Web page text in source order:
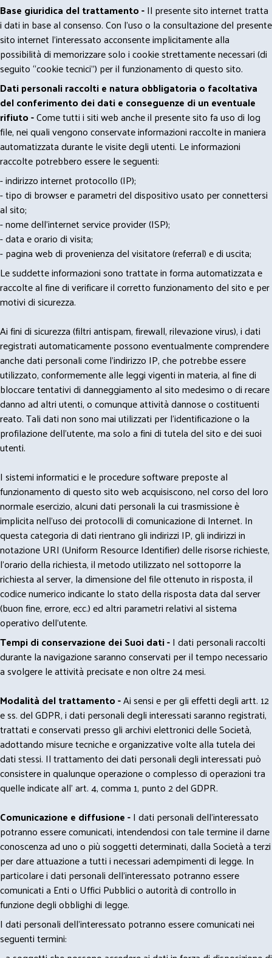
Base giuridica del trattamento -Il presente sito internet tratta
i dati in base al consenso. Con l'uso o la consultazione del presente
sito internet l’interessato acconsente implicitamente alla
possibilità di memorizzare solo i cookie strettamente necessari (di
seguito “cookie tecnici”) per il funzionamento di questo sito.
Dati personali raccolti e natura obbligatoria o facoltativa
del conferimento dei dati e conseguenze di un eventuale
rifiuto -Come tutti i siti web anche il presente sito fa uso di log
file, nei quali vengono conservate informazioni raccolte in maniera
automatizzata durante le visite degli utenti. Le informazioni
raccolte potrebbero essere le seguenti:
- indirizzo internet protocollo (IP);
- tipo di browser e parametri del dispositivo usato per connettersi
al sito;
- nome dell'internet service provider (ISP);
- data e orario di visita;
- pagina web di provenienza del visitatore (referral) e di uscita;
Le suddette informazioni sono trattate in forma automatizzata e
raccolte al fine di verificare il corretto funzionamento del sito e per
motivi di sicurezza.
Ai fini di sicurezza (filtri antispam, firewall, rilevazione virus), i dati
registrati automaticamente possono eventualmente comprendere
anche dati personali come l'indirizzo IP, che potrebbe essere
utilizzato, conformemente alle leggi vigenti in materia, al fine di
bloccare tentativi di danneggiamento al sito medesimo o di recare
danno ad altri utenti, o comunque attività dannose o costituenti
reato. Tali dati non sono mai utilizzati per l'identificazione o la
profilazione dell'utente, ma solo a fini di tutela del sito e dei suoi
utenti.
I sistemi informatici e le procedure software preposte al
funzionamento di questo sito web acquisiscono, nel corso del loro
normale esercizio, alcuni dati personali la cui trasmissione è
implicita nell'uso dei protocolli di comunicazione di Internet. In
questa categoria di dati rientrano gli indirizzi IP, gli indirizzi in
notazione URI (Uniform Resource Identifier) delle risorse richieste,
l'orario della richiesta, il metodo utilizzato nel sottoporre la
richiesta al server, la dimensione del file ottenuto in risposta, il
codice numerico indicante lo stato della risposta data dal server
(buon fine, errore, ecc.) ed altri parametri relativi al sistema
operativo dell'utente.
Tempi di conservazione dei Suoi dati -I dati personali raccolti
durante la navigazione saranno conservati per il tempo necessario
a svolgere le attività precisate e non oltre 24 mesi.
Modalità del trattamento -Ai sensi e per gli effetti degli artt. 12
e ss. del GDPR, i dati personali degli interessati saranno registrati,
trattati e conservati presso gli archivi elettronici delle Società,
adottando misure tecniche e organizzative volte alla tutela dei
dati stessi. Il trattamento dei dati personali degli interessati può
consistere in qualunque operazione o complesso di operazioni tra
quelle indicate all' art. 4, comma 1, punto 2 del GDPR.
Comunicazione e diffusione -I dati personali dell’interessato
potranno essere comunicati, intendendosi con tale termine il darne
conoscenza ad uno o più soggetti determinati, dalla Società a terzi
per dare attuazione a tutti i necessari adempimenti di legge. In
particolare i dati personali dell’interessato potranno essere
comunicati a Enti o Uffici Pubblici o autorità di controllo in
funzione degli obblighi di legge.
I dati personali dell’interessato potranno essere comunicati nei
seguenti termini: